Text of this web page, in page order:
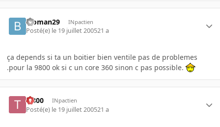
bioman29 INpactien
Posté(e) le 19 juillet 200521 a
ça depends si ta un boitier bien ventile pas de problemes
.pour la 9800 ok si c un core 360 sinon c pas possible.
T-800 INpactien
Posté(e) le 19 juillet 200521 a